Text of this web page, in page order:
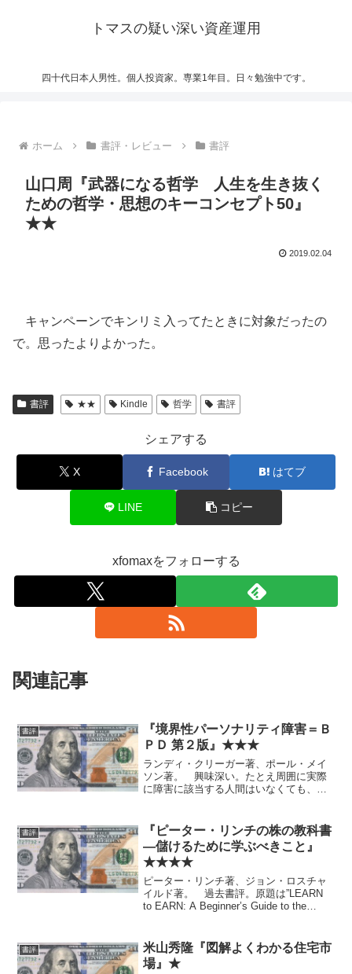
トマスの疑い深い資産運用
四十代日本人男性。個人投資家。専業1年目。日々勉強中です。
ホーム 書評・レビュー 書評
山口周『武器になる哲学 人生を生き抜く
ための哲学・思想のキーコンセプト50』
★★
2019.02.04
キャンペーンでキンリミ入ってたときに対象だったの
で。思ったよりよかった。
書評 ★★ Kindle 哲学 書評
シェアする
X Facebook はてブ
LINE コピー
xfomaxをフォローする
関連記事
書評
『境界性パーソナリティ障害＝Ｂ
ＰＤ 第２版』★★★
ランディ・クリーガー著、ポール・メイ
ソン著。 興味深い。たとえ周囲に実際
に障害に該当する人間はいなくても、人
（ジュ○ザさんとか……）
書評
『ピーター・リンチの株の教科書
―儲けるために学ぶべきこと』
★★★★
ピーター・リンチ著、ジョン・ロスチャ
イルド著。 過去書評。原題は”LEARN
to EARN: A Beginner’s Guide to the
書評
米山秀隆『図解よくわかる住宅市
場』★